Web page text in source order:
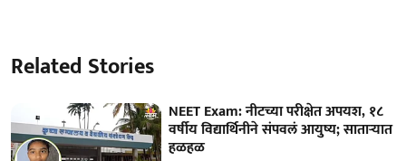
Related Stories
NEET Exam: नीटच्या परीक्षेत अपयश, १८
वर्षीय विद्यार्थिनीने संपवलं आयुष्य; साताऱ्यात
हळहळ